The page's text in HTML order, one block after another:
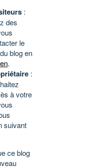
:
des
le
blog en
.
:
à votre
suivant
ce blog